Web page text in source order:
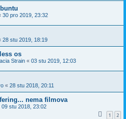
30 pro 2019, 23:32
28 stu 2019, 18:19
os
Strain « 03 stu 2019, 12:03
« 28 stu 2018, 20:11
nema filmova
09 stu 2018, 23:02
1 2